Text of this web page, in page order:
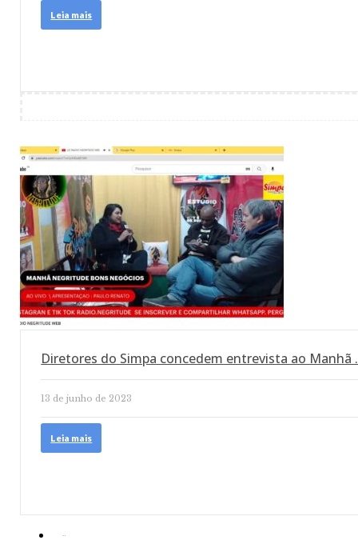
Leia mais
Diretores do Simpa concedem entrevista ao Manhã
13 de junho de 2023
Leia mais
«